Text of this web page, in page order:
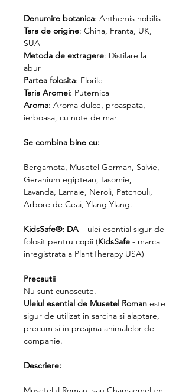
Denumire botanica: Anthemis nobilis
Tara de origine: China, Franta, UK,
SUA
Metoda de extragere: Distilare la
abur
Partea folosita: Florile
Taria Aromei: Puternica
Aroma: Aroma dulce, proaspata,
ierboasa, cu note de mar
Se combina bine cu:
Bergamota, Musetel German, Salvie,
Geranium egiptean, Iasomie,
Lavanda, Lamaie, Neroli, Patchouli,
Arbore de Ceai, Ylang Ylang.
KidsSafe®: DA – ulei esential sigur de
folosit pentru copii (KidsSafe - marca
inregistrata a PlantTherapy USA)
Precautii
Nu sunt cunoscute.
Uleiul esential de Musetel Roman este
sigur de utilizat in sarcina si alaptare,
precum si in preajma animalelor de
companie.
Descriere: